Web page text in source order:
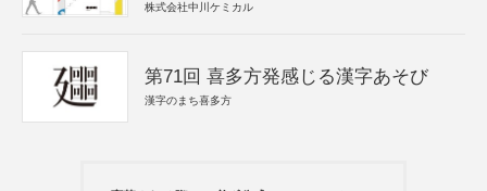
株式会社中川ケミカル
第71回 喜多方発感じる漢字あそび
漢字のまち喜多方